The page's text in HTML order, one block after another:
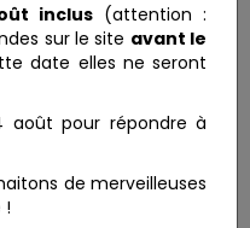
inclus (attention :
sur le site avant le
date elles ne seront
août pour répondre à
de merveilleuses
!